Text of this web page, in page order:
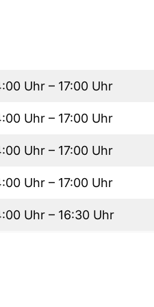
Uhr – 17:00 Uhr
Uhr – 17:00 Uhr
Uhr – 17:00 Uhr
Uhr – 17:00 Uhr
Uhr – 16:30 Uhr